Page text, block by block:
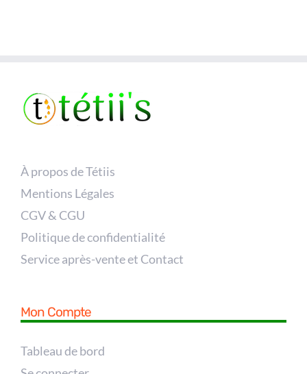
À propos de Tétiis
Mentions Légales
CGV & CGU
Politique de confidentialité
Service après-vente et Contact
Mon Compte
Tableau de bord